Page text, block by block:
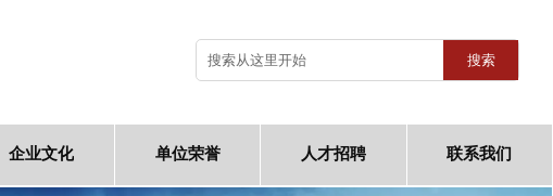
搜索
企业文化 单位荣誉 人才招聘 联系我们